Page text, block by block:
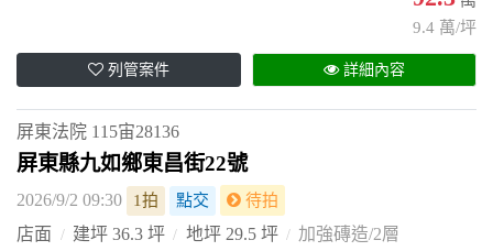
9.4 萬/坪
列管案件 詳細內容
屏東法院 115宙28136
屏東縣九如鄉東昌街22號
2026/9/2 09:30 1拍 點交 待拍
店面 建坪 36.3 坪 地坪 29.5 坪 加強磚造/2層